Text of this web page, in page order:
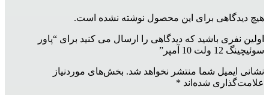
هیچ دیدگاهی برای این محصول نوشته نشده است.
اولین نفری باشید که دیدگاهی را ارسال می کنید برای “پاور
سوئیچینگ 12 ولت 10 آمپر”
نشانی ایمیل شما منتشر نخواهد شد. بخش‌های موردنیاز
علامت‌گذاری شده‌اند *